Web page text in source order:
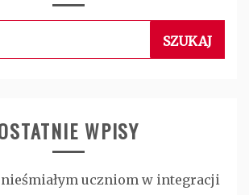
WPISY
uczniom w integracji